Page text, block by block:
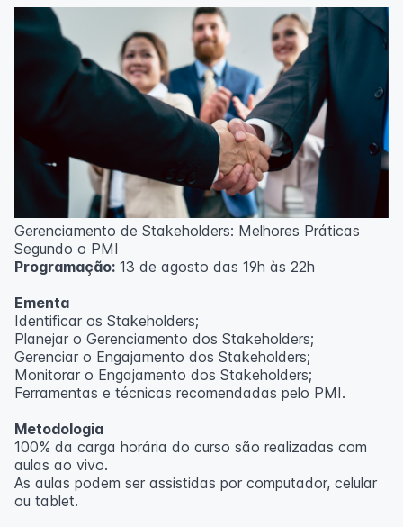
resultados;
Método PDCA de gestão;
Técnicas de padronização do trabalho.
Metodologia
100% da carga horária do curso são realizadas com
aulas ao vivo.
As aulas podem ser assistidas por computador, celular
Outras informações
O curso pode sofrer alteração de dados e horário e os
inscritos serão avisados ​​antecipadamente.
O IPETEC reserva-se o direito de não realizar o curso
Professor(a):Frederyck Teixeira
Gerenciamento de Stakeholders: Melhores Práticas
Segundo o PMI
Programação: 13 de agosto das 19h às 22h
Ementa
Identificar os Stakeholders;
Planejar o Gerenciamento dos Stakeholders;
Gerenciar o Engajamento dos Stakeholders;
Monitorar o Engajamento dos Stakeholders;
Ferramentas e técnicas recomendadas pelo PMI.
Metodologia
100% da carga horária do curso são realizadas com
aulas ao vivo.
As aulas podem ser assistidas por computador, celular
ou tablet.